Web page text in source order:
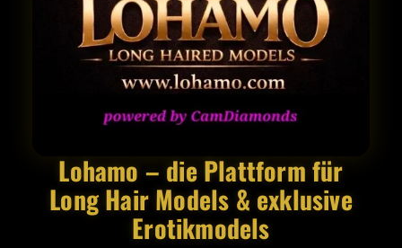
Lohamo – die Plattform für
Long Hair Models & exklusive
Erotikmodels